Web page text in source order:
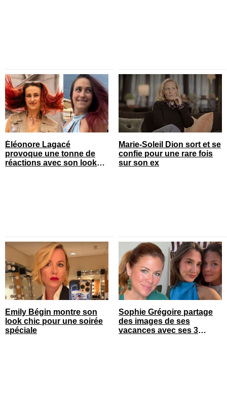
Éléonore Lagacé
provoque une tonne de
réactions avec son look
Marie-Soleil Dion sort et se
confie pour une rare fois
sur son ex
Emily Bégin montre son
look chic pour une soirée
spéciale
Sophie Grégoire partage
des images de ses
vacances avec ses 3